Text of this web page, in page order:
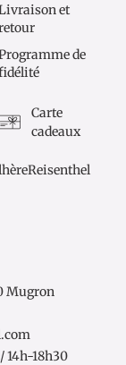
et
de
Carte
cadeaux
Mugron
14h-18h30
Reisenthel